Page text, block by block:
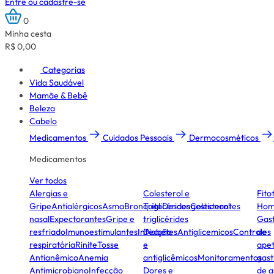
0
Minha cesta
R$ 0,00
Categorias
Vida Saudável
Mamãe & Bebê
Beleza
Cabelo
Medicamentos
Cuidados Pessoais Dermocosméticos
Medicamentos
Ver todos
Alergias e
GripeAntialérgicosAsmaBronquiteDescongestionantes
nasalExpectorantesGripe e
resfriadoImunoestimulantesInfecção
respiratóriaRiniteTosse
AntianêmicoAnemia
AntimicrobianoInfecção
Colesterol e
TriglicéridesColesterol
triglicérides
DiabetesAntiglicemicosControles
e
antiglicêmicosMonitoramentos
Dores e
de
de